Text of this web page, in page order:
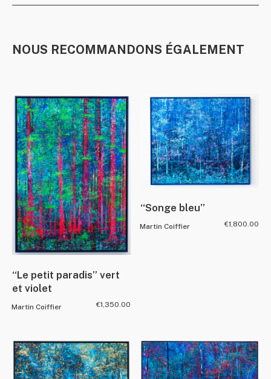
NOUS RECOMMANDONS ÉGALEMENT
“Le petit paradis” vert
et violet
Martin Coiffier €1,350.00
“Songe bleu”
Martin Coiffier €1,800.00